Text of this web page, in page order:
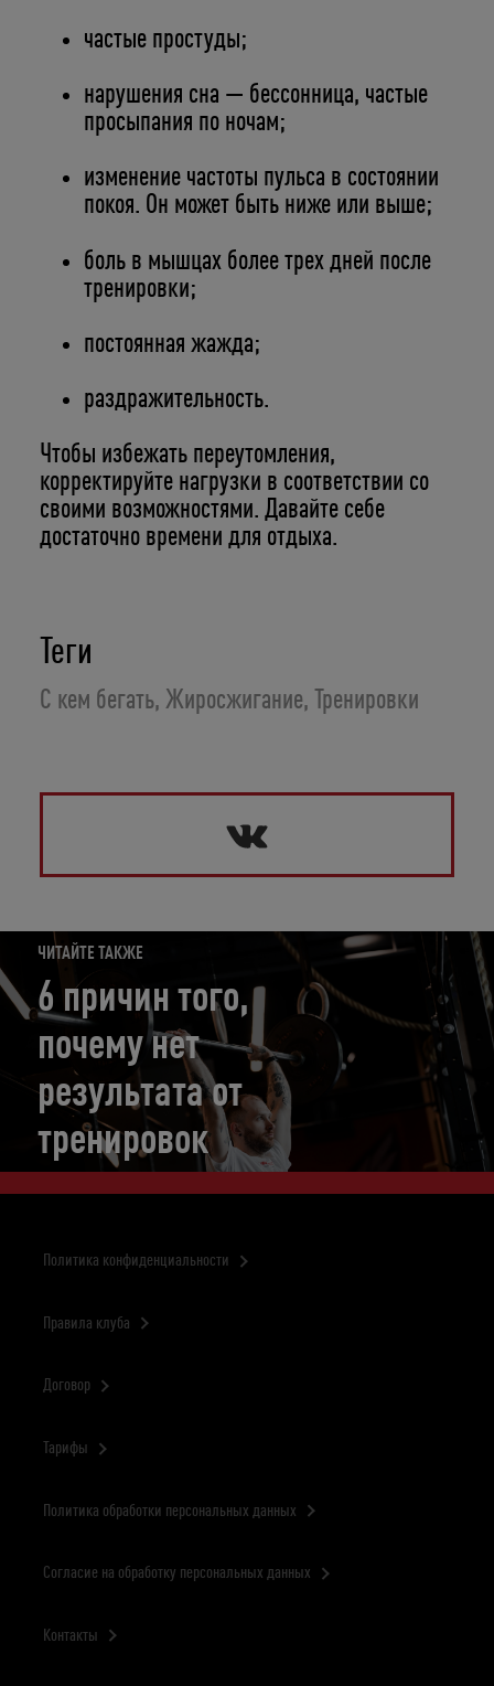
частые простуды;
нарушения сна — бессонница, частые
просыпания по ночам;
изменение частоты пульса в состоянии
покоя. Он может быть ниже или выше;
боль в мышцах более трех дней после
тренировки;
постоянная жажда;
раздражительность.
Чтобы избежать переутомления,
корректируйте нагрузки в соответствии со
своими возможностями. Давайте себе
достаточно времени для отдыха.
Теги
С кем бегать,Жиросжигание, Тренировки
ЧИТАЙТЕ ТАКЖЕ
6 причин того,
почему нет
результата от
тренировок
ЧИТАЙТЕ ТАКЖЕ
Питание перед
Политика конфиденциальности
Правила клуба
Договор
Тарифы
Политика обработки персональных данных
Согласие на обработку персональных данных
Контакты